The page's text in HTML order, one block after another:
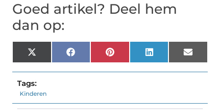
Goed artikel? Deel hem
dan op:
X
(Twitter)
FacebookPinterest LinkedIn Email
Tags:
Kinderen